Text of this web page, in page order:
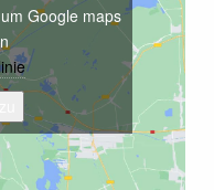
Google maps